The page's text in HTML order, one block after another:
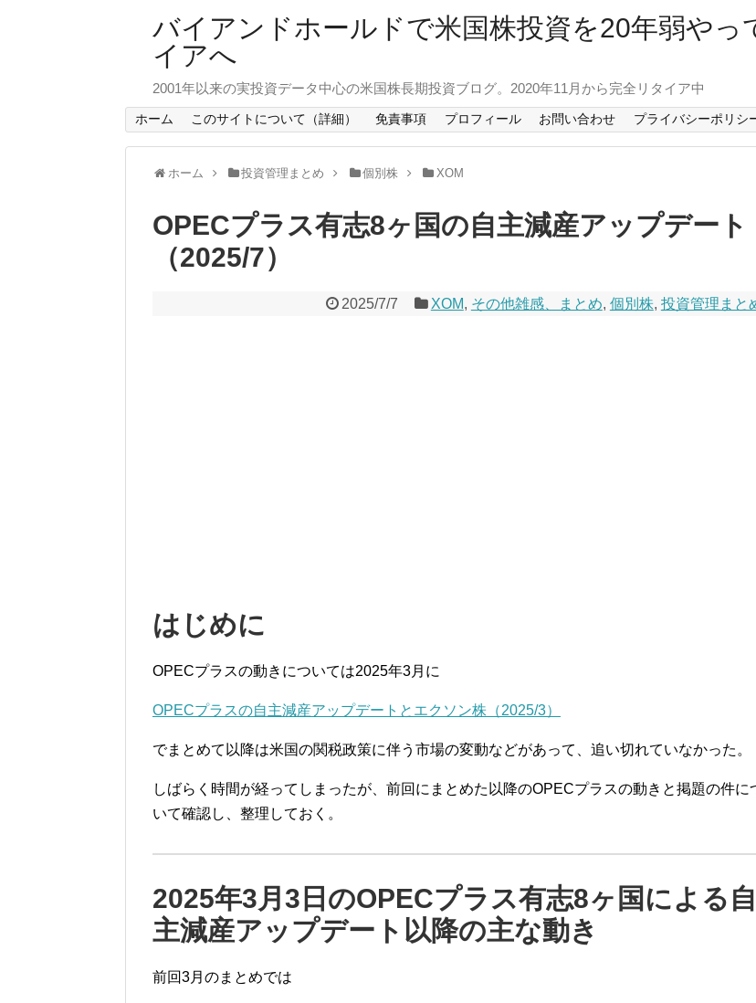
バイアンドホールドで米国株投資を20年弱やっ
イアへ
2001年以来の実投資データ中心の米国株長期投資ブログ。2020年11月から完全リタイア中
ホーム このサイトについて（詳細） 免責事項 プロフィール お問い合わせ プライバシーポリシ
ホーム 投資管理まとめ 個別株 XOM
OPECプラス有志8ヶ国の自主減産アップデート
（2025/7）
2025/7/7 XOM, その他雑感、まとめ, 個別株, 投資管理まと
はじめに
OPECプラスの動きについては2025年3月に
OPECプラスの自主減産アップデートとエクソン株（2025/3）
でまとめて以降は米国の関税政策に伴う市場の変動などがあって、追い切れていなかった。
しばらく時間が経ってしまったが、前回にまとめた以降のOPECプラスの動きと掲題の件に
いて確認し、整理しておく。
2025年3月3日のOPECプラス有志8ヶ国による自
主減産アップデート以降の主な動き
前回3月のまとめでは